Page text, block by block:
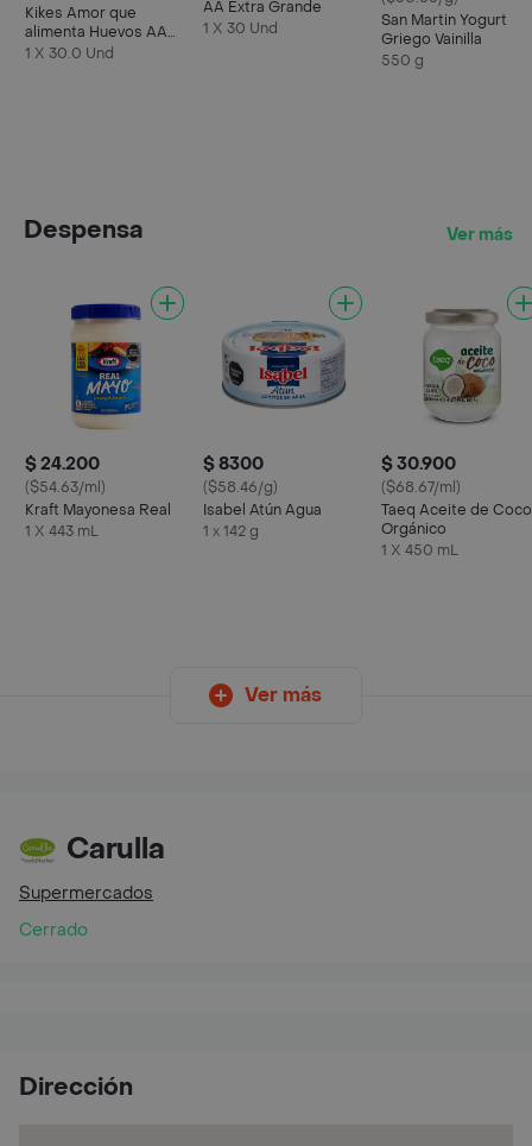
Kikes Amor que
alimenta Huevos AA
Rojos L
1 X 30.0 Und
AA Extra Grande
1 X 30 Und
San Martin Yogurt
Griego Vainilla
550 g
Despensa Ver más
$ 24.200
($54.63/ml)
Kraft Mayonesa Real
1 X 443 mL
$ 8300
($58.46/g)
Isabel Atún Agua
1 x 142 g
$ 30.900
($68.67/ml)
Taeq Aceite de Coco
Orgánico
1 X 450 mL
Ver más
Carulla
Supermercados
Cerrado
Dirección